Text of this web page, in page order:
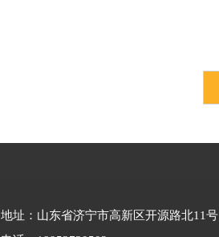
地址：山东省济宁市高新区开源路北11号